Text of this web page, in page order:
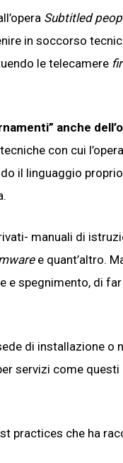
Subtitled
in soccorso
le telecamere
anche
con cui
il linguaggio
manuali di
e quant’altro.
e spegnimento, di
di installazione o
servizi come questi
practices che ha